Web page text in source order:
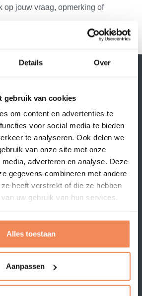
Details Over
gebruik van cookies
om content en advertenties te
voor social media te bieden
te analyseren. Ook delen we
van onze site met onze
adverteren en analyse. Deze
gegevens combineren met andere
heeft verstrekt of die ze hebben
uw gebruik van hun services.
Alles toestaan
Aanpassen
op jouw vraag, opmerking of
WMS of logistiek ERP pakket
selecteren en implementeren
Nieuwbouw magazijn
Organisatie / Change
management
Productie logistiek
Voorraad management
Lean / 5S
Masterdata management
Onze klanten
Over ons
Blog